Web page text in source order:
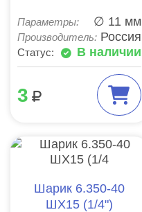
Параметры: ∅ 11 мм
Производитель: Россия
Статус: В наличии
3
Шарик 6.350-40
ШХ15 (1/4")